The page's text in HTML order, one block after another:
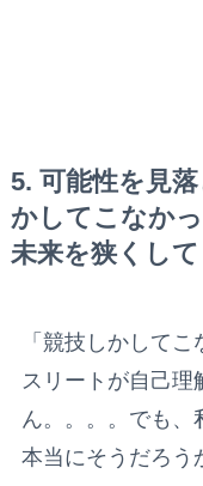
5. 可能性を見
かしてこなか
未来を狭くして
「競技しかして
スリートが自己理
ん。。。。でも、
本当にそうだろう